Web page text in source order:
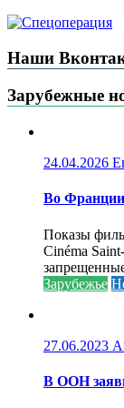
Наши
Зарубежные
24.04.2026
Во
Показы
Cinéma
Зарубежье
27.06.2023
В ООН